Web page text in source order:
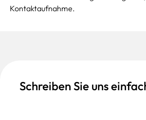
Kontaktaufnahme.
Schreiben Sie uns